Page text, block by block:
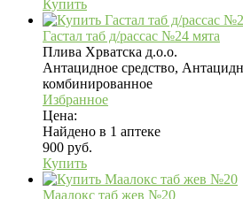
Купить
Гастал таб д/рассас №24 мята
Плива Хрватска д.о.о.
Антацидное средство,
комбинированное
Избранное
Цена:
Найдено в 1 аптеке
900 руб.
Купить
Маалокс таб жев №20